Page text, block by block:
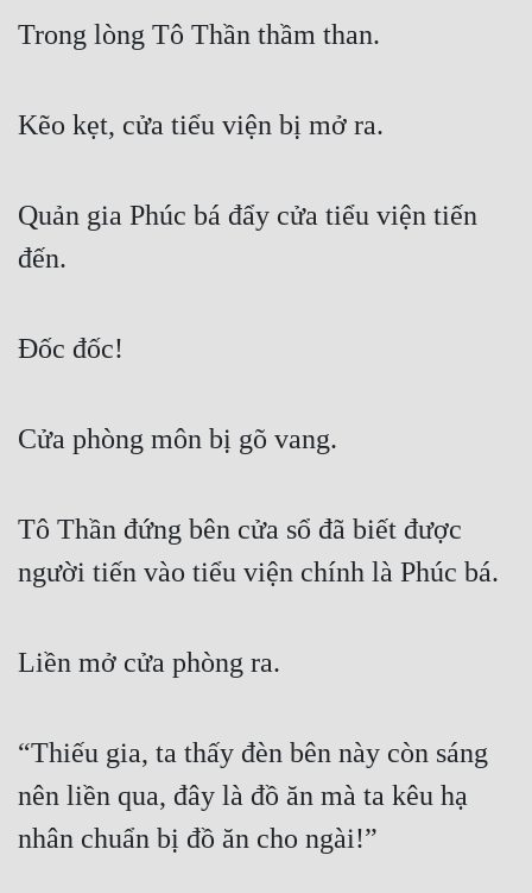
Trong lòng Tô Thần thầm than.
Kẽo kẹt, cửa tiểu viện bị mở ra.
Quản gia Phúc bá đẩy cửa tiểu viện tiến
đến.
Đốc đốc!
Cửa phòng môn bị gõ vang.
Tô Thần đứng bên cửa sổ đã biết được
người tiến vào tiểu viện chính là Phúc bá.
Liền mở cửa phòng ra.
“Thiếu gia, ta thấy đèn bên này còn sáng
nên liền qua, đây là đồ ăn mà ta kêu hạ
nhân chuẩn bị đồ ăn cho ngài!”